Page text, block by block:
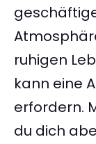
ruhigen
kann eine
erfordern.
du dich